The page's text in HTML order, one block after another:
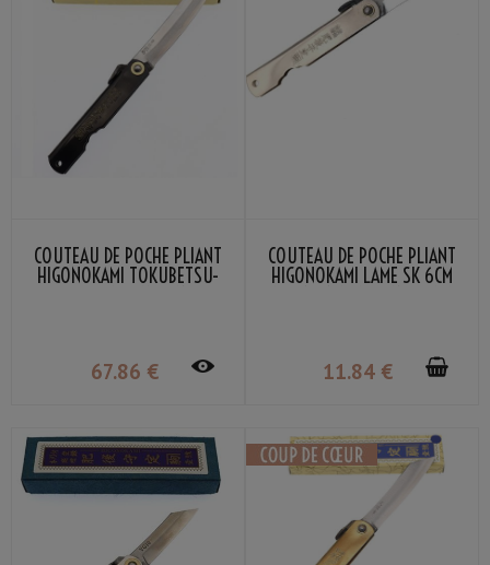
COUTEAU DE POCHE PLIANT
HIGONOKAMI TOKUBETSU-
67.86 €
COUTEAU DE POCHE PLIANT
HIGONOKAMI LAME SK 6CM
11.84 €